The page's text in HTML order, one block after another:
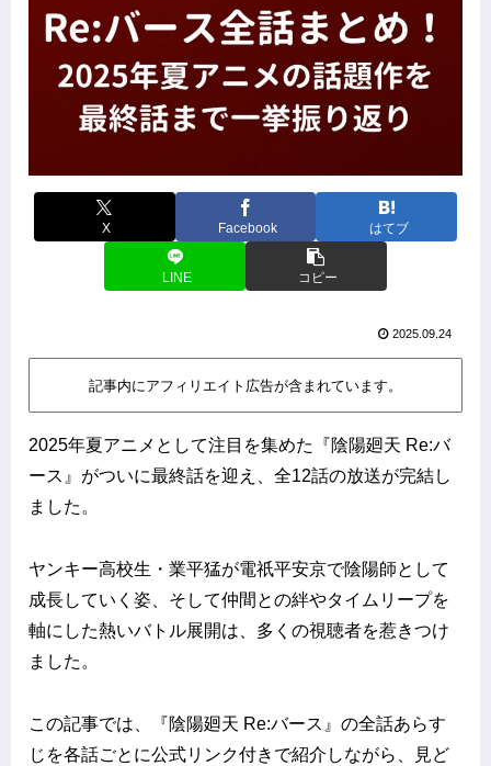
X Facebook はてブ
LINE コピー
2025.09.24
記事内にアフィリエイト広告が含まれています。
2025年夏アニメとして注目を集めた『陰陽廻天 Re:バ
ース』がついに最終話を迎え、全12話の放送が完結し
ました。
ヤンキー高校生・業平猛が電祇平安京で陰陽師として
成長していく姿、そして仲間との絆やタイムリープを
軸にした熱いバトル展開は、多くの視聴者を惹きつけ
ました。
この記事では、『陰陽廻天 Re:バース』の全話あらす
じを各話ごとに公式リンク付きで紹介しながら、見ど